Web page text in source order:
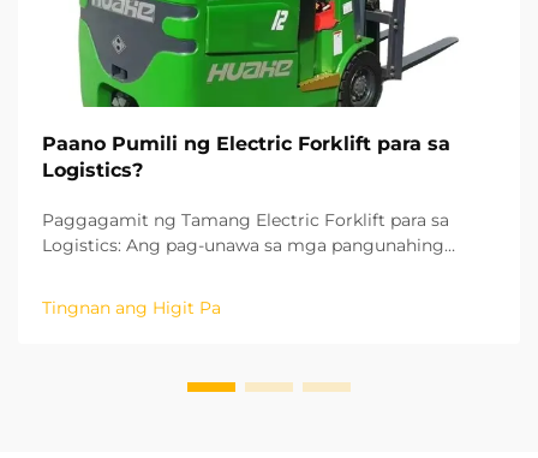
Paano Pumili ng Electric Forklift para sa
Logistics?
Paggagamit ng Tamang Electric Forklift para sa
Logistics: Ang pag-unawa sa mga pangunahing
mahalaga upang mapili ang tamang electric forklift.
Batay sa mga pamantayan ng ISO para sa industrial
Tingnan ang Higit Pa